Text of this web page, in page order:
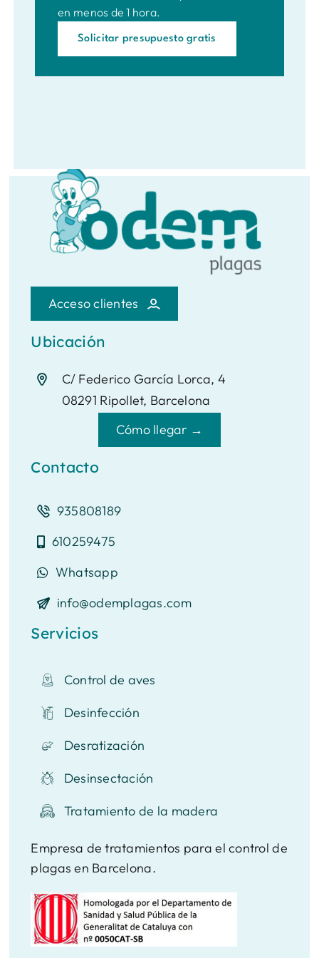
en menos de 1 hora.
Solicitar presupuesto gratis
Acceso clientes
Ubicación
C/ Federico García Lorca, 4
08291 Ripollet, Barcelona
Cómo llegar →
Contacto
935808189
610259475
Whatsapp
info@odemplagas.com
Servicios
Control de aves
Desinfección
Desratización
Desinsectación
Tratamiento de la madera
Empresa de tratamientos para el control de
plagas en Barcelona.